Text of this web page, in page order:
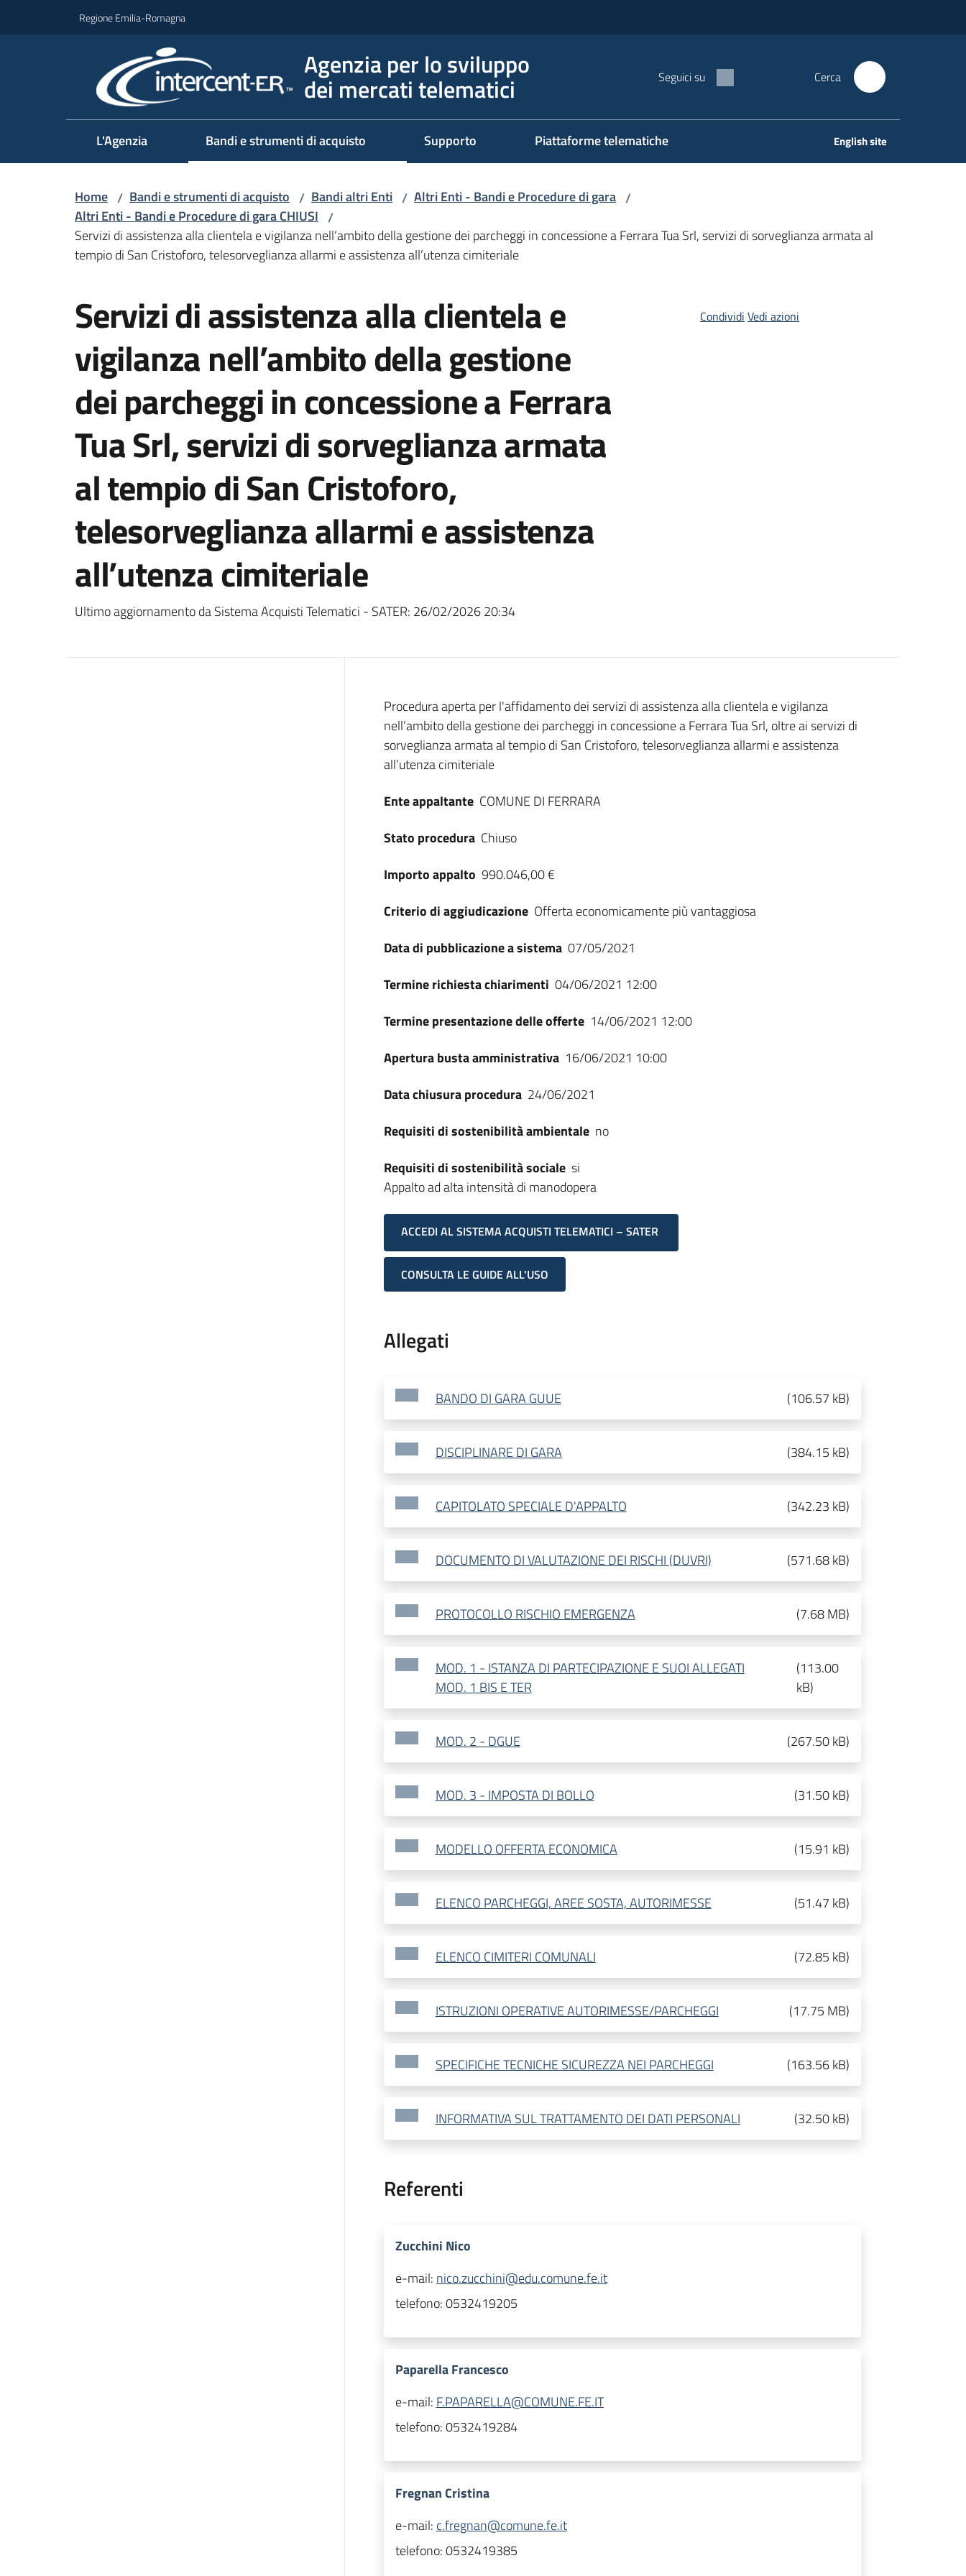
Regione Emilia-Romagna
Agenzia per lo sviluppo
dei mercati telematici Seguici su Cerca
L'Agenzia Bandi e strumenti di acquisto Supporto Piattaforme telematiche English site
Home / Bandi e strumenti di acquisto / Bandi altri Enti / Altri Enti - Bandi e Procedure di gara /
Altri Enti - Bandi e Procedure di gara CHIUSI /
Servizi di assistenza alla clientela e vigilanza nell’ambito della gestione dei parcheggi in concessione a Ferrara Tua Srl, servizi di sorveglianza armata al
tempio di San Cristoforo, telesorveglianza allarmi e assistenza all’utenza cimiteriale
Servizi di assistenza alla clientela e
vigilanza nell’ambito della gestione
dei parcheggi in concessione a Ferrara
Tua Srl, servizi di sorveglianza armata
al tempio di San Cristoforo,
telesorveglianza allarmi e assistenza
all’utenza cimiteriale
Ultimo aggiornamento da Sistema Acquisti Telematici - SATER: 26/02/2026 20:34
Condividi Vedi azioni
Dati del bando
Procedura aperta per l'affidamento dei servizi di assistenza alla clientela e vigilanza
nell’ambito della gestione dei parcheggi in concessione a Ferrara Tua Srl, oltre ai servizi di
sorveglianza armata al tempio di San Cristoforo, telesorveglianza allarmi e assistenza
all’utenza cimiteriale
Ente appaltante COMUNE DI FERRARA
Stato procedura Chiuso
Importo appalto 990.046,00 €
Criterio di aggiudicazione Offerta economicamente più vantaggiosa
Data di pubblicazione a sistema 07/05/2021
Termine richiesta chiarimenti 04/06/2021 12:00
Termine presentazione delle offerte 14/06/2021 12:00
Apertura busta amministrativa 16/06/2021 10:00
Data chiusura procedura 24/06/2021
Requisiti di sostenibilità ambientale no
Requisiti di sostenibilità sociale si
Appalto ad alta intensità di manodopera
ACCEDI AL SISTEMA ACQUISTI TELEMATICI – SATER
CONSULTA LE GUIDE ALL'USO
Allegati
BANDO DI GARA GUUE (106.57 kB)
DISCIPLINARE DI GARA (384.15 kB)
CAPITOLATO SPECIALE D'APPALTO (342.23 kB)
DOCUMENTO DI VALUTAZIONE DEI RISCHI (DUVRI) (571.68 kB)
PROTOCOLLO RISCHIO EMERGENZA (7.68 MB)
MOD. 1 - ISTANZA DI PARTECIPAZIONE E SUOI ALLEGATI
MOD. 1 BIS E TER
(113.00
kB)
MOD. 2 - DGUE (267.50 kB)
MOD. 3 - IMPOSTA DI BOLLO (31.50 kB)
MODELLO OFFERTA ECONOMICA (15.91 kB)
ELENCO PARCHEGGI, AREE SOSTA, AUTORIMESSE (51.47 kB)
ELENCO CIMITERI COMUNALI (72.85 kB)
ISTRUZIONI OPERATIVE AUTORIMESSE/PARCHEGGI (17.75 MB)
SPECIFICHE TECNICHE SICUREZZA NEI PARCHEGGI (163.56 kB)
INFORMATIVA SUL TRATTAMENTO DEI DATI PERSONALI (32.50 kB)
Referenti
Zucchini Nico
e-mail: nico.zucchini@edu.comune.fe.it
telefono:0532419205
Paparella Francesco
e-mail: F.PAPARELLA@COMUNE.FE.IT
telefono:0532419284
Fregnan Cristina
e-mail: c.fregnan@comune.fe.it
telefono:0532419385